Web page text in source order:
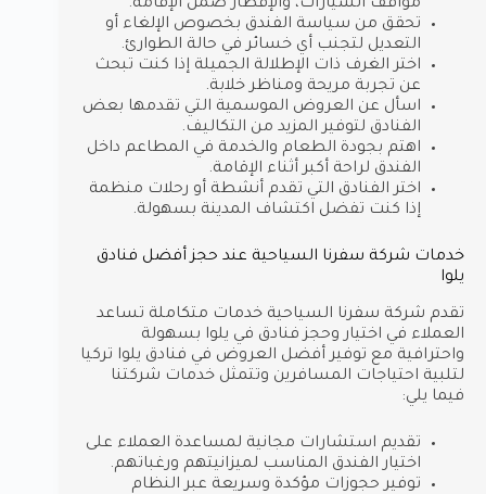
مواقف السيارات، والإفطار ضمن الإقامة.
تحقق من سياسة الفندق بخصوص الإلغاء أو
التعديل لتجنب أي خسائر في حالة الطوارئ.
اختر الغرف ذات الإطلالة الجميلة إذا كنت تبحث
عن تجربة مريحة ومناظر خلابة.
اسأل عن العروض الموسمية التي تقدمها بعض
الفنادق لتوفير المزيد من التكاليف.
اهتم بجودة الطعام والخدمة في المطاعم داخل
الفندق لراحة أكبر أثناء الإقامة.
اختر الفنادق التي تقدم أنشطة أو رحلات منظمة
إذا كنت تفضل اكتشاف المدينة بسهولة.
خدمات شركة سفرنا السياحية عند حجز أفضل فنادق
يلوا
تقدم شركة سفرنا السياحية خدمات متكاملة تساعد
العملاء في اختيار وحجز فنادق في يلوا بسهولة
واحترافية مع توفير أفضل العروض في فنادق يلوا تركيا
لتلبية احتياجات المسافرين وتتمثل خدمات شركتنا
فيما يلي:
تقديم استشارات مجانية لمساعدة العملاء على
اختيار الفندق المناسب لميزانيتهم ورغباتهم.
توفير حجوزات مؤكدة وسريعة عبر النظام